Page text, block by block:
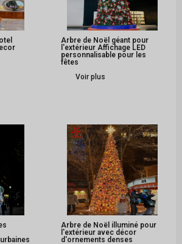
Arbre de Noël géant pour
l'extérieur Affichage LED
personnalisable pour les
fêtes
Voir plus
Arbre de Noël illuminé pour
l'extérieur avec décor
d'ornements denses